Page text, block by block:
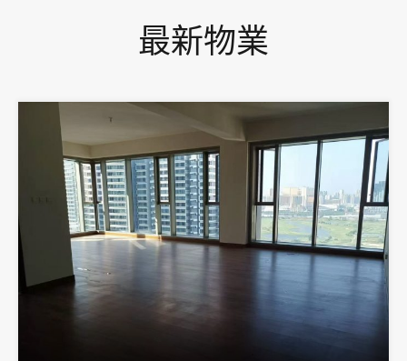
最新物業